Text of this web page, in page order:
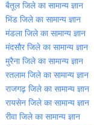
बैतूल जिले का सामान्‍य ज्ञान
भिंड जिले का सामान्‍य ज्ञान
मंडला जिले का सामान्‍य ज्ञान
मंदसौर जिले का सामान्‍य ज्ञान
मुरैना जिले का सामान्‍य ज्ञान
रतलाम जिले का सामान्‍य ज्ञान
राजगढ़ जिले का सामान्‍य ज्ञान
रायसेन जिले का सामान्‍य ज्ञान
रीवा जिले का सामान्‍य ज्ञान